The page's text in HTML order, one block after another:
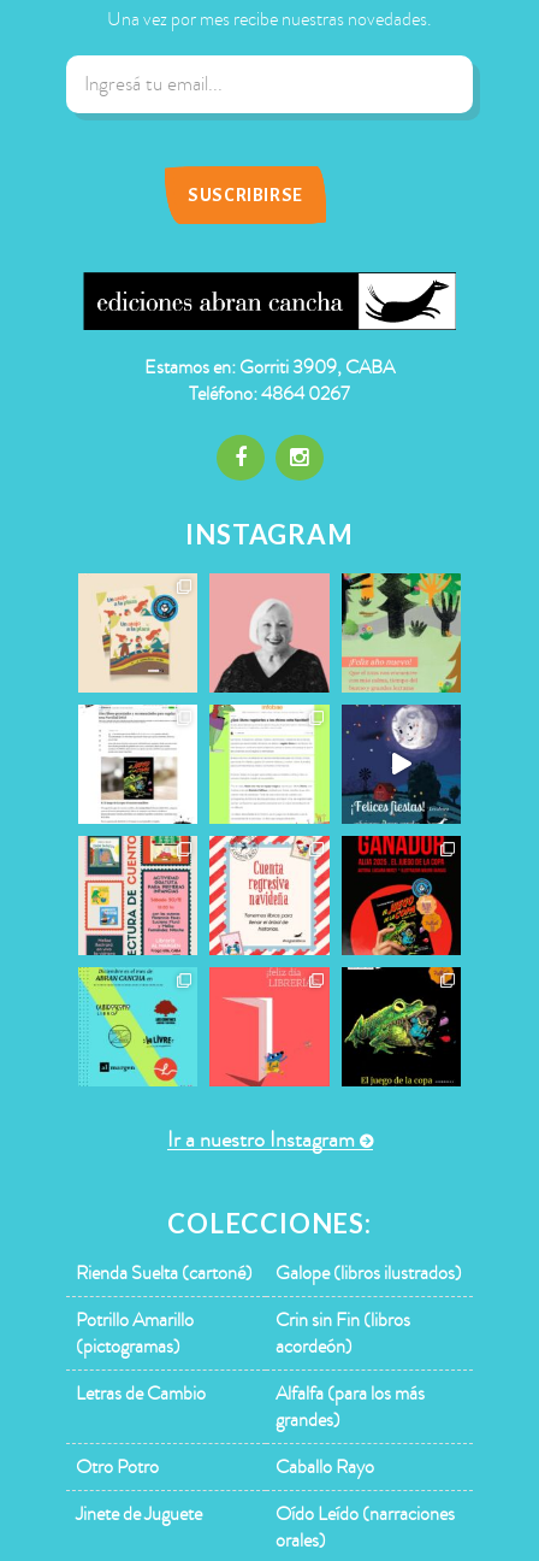
Una vez por mes recibe nuestras novedades.
Estamos en: Gorriti 3909, CABA
Teléfono: 4864 0267
INSTAGRAM
Ir a nuestro Instagram
COLECCIONES:
Rienda Suelta (cartoné)
Galope (libros ilustrados)
Potrillo Amarillo
(pictogramas)
Crin sin Fin (libros
acordeón)
Letras de Cambio
Alfalfa (para los más
grandes)
Otro Potro
Caballo Rayo
Jinete de Juguete
Oído Leído (narraciones
orales)